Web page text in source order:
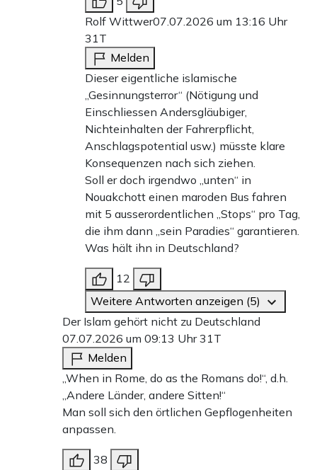
Rolf Wittwer07.07.2026 um 13:16 Uhr
31T
Melden
Dieser eigentliche islamische
„Gesinnungsterror“ (Nötigung und
Einschliessen Andersgläubiger,
Nichteinhalten der Fahrerpflicht,
Anschlagspotential usw.) müsste klare
Konsequenzen nach sich ziehen.
Soll er doch irgendwo „unten“ in
Nouakchott einen maroden Bus fahren
mit 5 ausserordentlichen „Stops“ pro Tag,
die ihm dann „sein Paradies“ garantieren.
Was hält ihn in Deutschland?
12
Weitere Antworten anzeigen (5)
Der Islam gehört nicht zu Deutschland
07.07.2026 um 09:13 Uhr31T
Melden
„When in Rome, do as the Romans do!“, d.h.
„Andere Länder, andere Sitten!“
Man soll sich den örtlichen Gepflogenheiten
anpassen.
38